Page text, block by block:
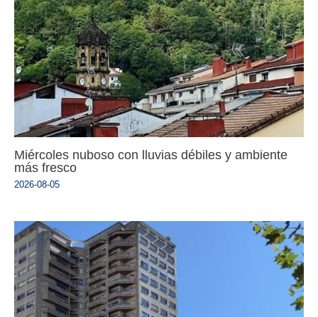
Miércoles nuboso con lluvias débiles y ambiente
más fresco
2026-08-05